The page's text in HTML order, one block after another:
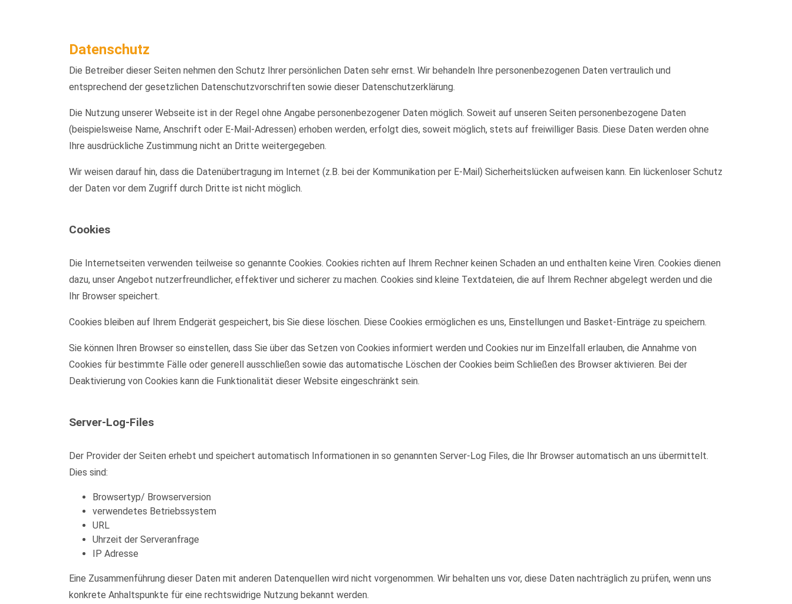
Datenschutz
Die Betreiber dieser Seiten nehmen den Schutz Ihrer persönlichen Daten sehr ernst. Wir behandeln Ihre personenbezogenen Daten vertraulich und
entsprechend der gesetzlichen Datenschutzvorschriften sowie dieser Datenschutzerklärung.
Die Nutzung unserer Webseite ist in der Regel ohne Angabe personenbezogener Daten möglich. Soweit auf unseren Seiten personenbezogene Daten
(beispielsweise Name, Anschrift oder E-Mail-Adressen) erhoben werden, erfolgt dies, soweit möglich, stets auf freiwilliger Basis. Diese Daten werden ohne
Ihre ausdrückliche Zustimmung nicht an Dritte weitergegeben.
Wir weisen darauf hin, dass die Datenübertragung im Internet (z.B. bei der Kommunikation per E-Mail) Sicherheitslücken aufweisen kann. Ein lückenloser Schutz
der Daten vor dem Zugriff durch Dritte ist nicht möglich.
Cookies
Die Internetseiten verwenden teilweise so genannte Cookies. Cookies richten auf Ihrem Rechner keinen Schaden an und enthalten keine Viren. Cookies dienen
dazu, unser Angebot nutzerfreundlicher, effektiver und sicherer zu machen. Cookies sind kleine Textdateien, die auf Ihrem Rechner abgelegt werden und die
Ihr Browser speichert.
Cookies bleiben auf Ihrem Endgerät gespeichert, bis Sie diese löschen. Diese Cookies ermöglichen es uns, Einstellungen und Basket-Einträge zu speichern.
Sie können Ihren Browser so einstellen, dass Sie über das Setzen von Cookies informiert werden und Cookies nur im Einzelfall erlauben, die Annahme von
Cookies für bestimmte Fälle oder generell ausschließen sowie das automatische Löschen der Cookies beim Schließen des Browser aktivieren. Bei der
Deaktivierung von Cookies kann die Funktionalität dieser Website eingeschränkt sein.
Server-Log-Files
Der Provider der Seiten erhebt und speichert automatisch Informationen in so genannten Server-Log Files, die Ihr Browser automatisch an uns übermittelt.
Dies sind:
Browsertyp/ Browserversion
verwendetes Betriebssystem
URL
Uhrzeit der Serveranfrage
IP Adresse
Eine Zusammenführung dieser Daten mit anderen Datenquellen wird nicht vorgenommen. Wir behalten uns vor, diese Daten nachträglich zu prüfen, wenn uns
konkrete Anhaltspunkte für eine rechtswidrige Nutzung bekannt werden.